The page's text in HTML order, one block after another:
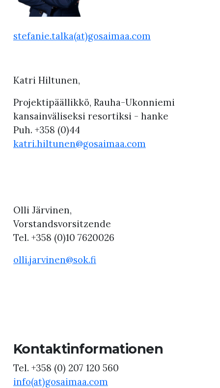
stefanie.talka(at)gosaimaa.com
Katri Hiltunen,
Projektipäällikkö, Rauha-Ukonniemi
kansainväliseksi resortiksi - hanke
Puh. +358 (0)44
katri.hiltunen@gosaimaa.com
Olli Järvinen,
Vorstandsvorsitzende
Tel. +358 (0)10 7620026
olli.jarvinen@sok.fi
Kontaktinformationen
Tel. +358 (0) 207 120 560
info(at)gosaimaa.com